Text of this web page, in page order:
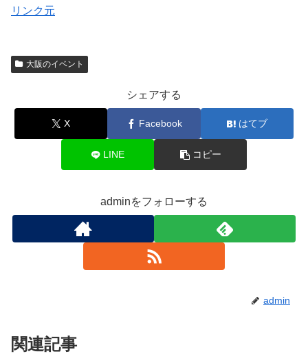
リンク元
大阪のイベント
シェアする
X Facebook はてブ
LINE コピー
adminをフォローする
admin
関連記事